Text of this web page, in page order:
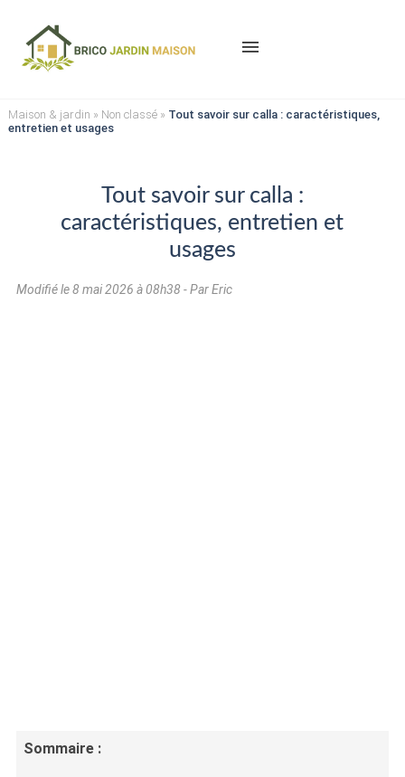
menu
Maison & jardin » Non classé» Tout savoir sur calla : caractéristiques,
entretien et usages
Tout savoir sur calla :
caractéristiques, entretien et
usages
Modifié le8 mai 2026 à 08h38 - Par Eric
Sommaire :